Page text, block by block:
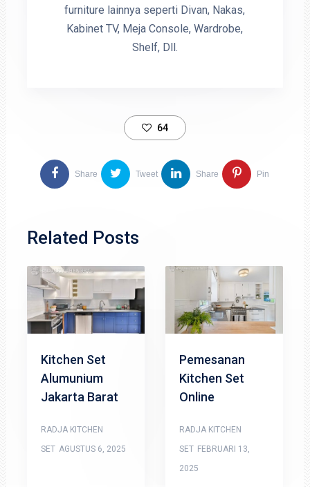
furniture lainnya seperti Divan, Nakas,
Kabinet TV, Meja Console, Wardrobe,
Shelf, Dll.
64
Share Tweet Share Pin
Related Posts
Kitchen Set
Alumunium
Jakarta Barat
RADJA KITCHEN
SET AGUSTUS 6, 2025
Pemesanan
Kitchen Set
Online
RADJA KITCHEN
SET FEBRUARI 13,
2025